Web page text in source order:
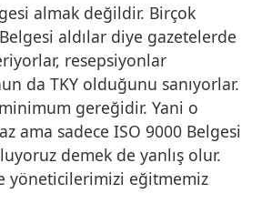
almak değildir. Birçok
aldılar diye gazetelerde
resepsiyonlar
da TKY olduğunu sanıyorlar.
gereğidir. Yani o
ama sadece ISO 9000 Belgesi
demek de yanlış olur.
yöneticilerimizi eğitmemiz